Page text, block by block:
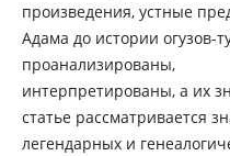
произведения, устные
Адама до истории огузов-
проанализированы,
интерпретированы, а их
статье рассматривается
легендарных и